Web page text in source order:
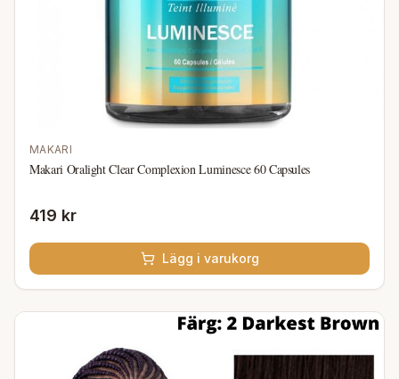
MAKARI
Makari Oralight Clear Complexion Luminesce 60 Capsules
419 kr
Lägg i varukorg